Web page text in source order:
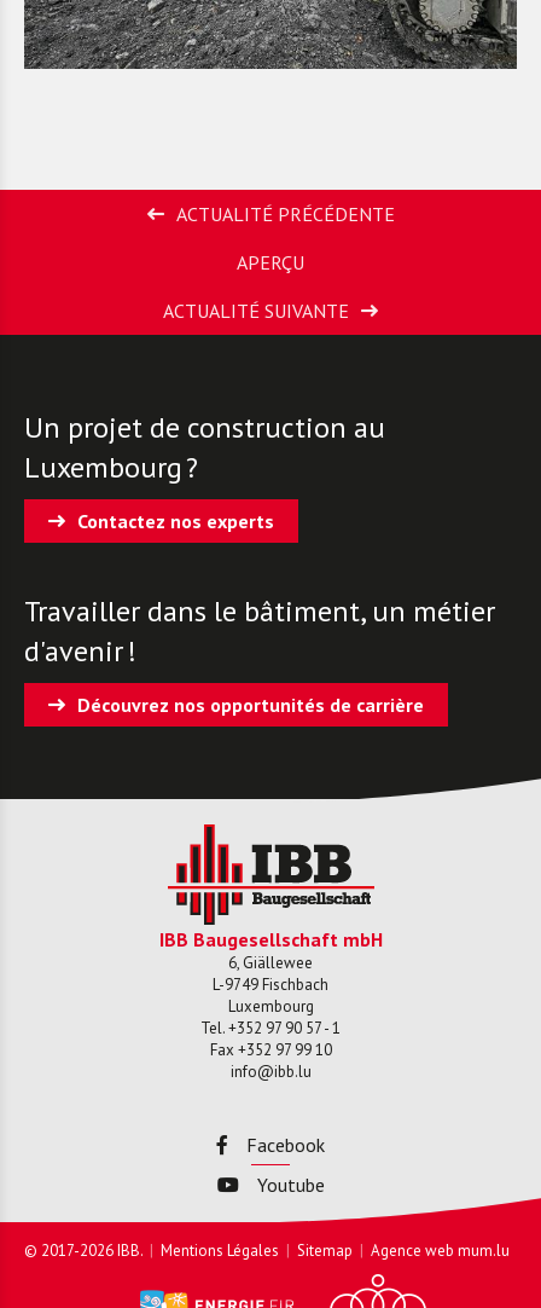
ACTUALITÉ PRÉCÉDENTE
APERÇU
ACTUALITÉ SUIVANTE
Un projet de construction au
Luxembourg ?
Contactez nos experts
Travailler dans le bâtiment, un métier
d'avenir !
Découvrez nos opportunités de carrière
IBB Baugesellschaft mbH
6, Giällewee
L-9749Fischbach
Luxembourg
Tel.+352 97 90 57 - 1
Fax +352 97 99 10
info@ibb.lu
Facebook
Youtube
© 2017-2026 IBB. Mentions Légales Sitemap Agence web mum.lu